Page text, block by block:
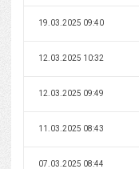
19.03.2025 09:40
12.03.2025 10:32
12.03.2025 09:49
11.03.2025 08:43
07.03.2025 08:44